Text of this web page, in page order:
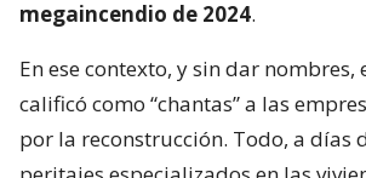
megaincendio de 2024.
En ese contexto, y sin dar
calificó como “chantas” a las
por la reconstrucción. Todo, a días